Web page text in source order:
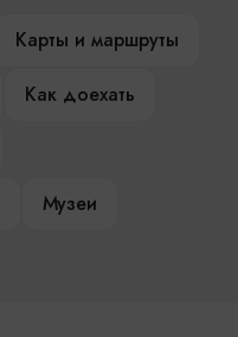
Карты и маршруты
Как доехать
Музеи